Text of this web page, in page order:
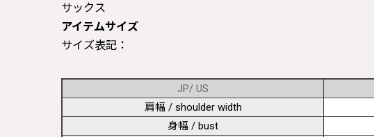
サックス
アイテムサイズ
サイズ表記：
JP/ US
肩幅 / shoulder width
身幅 / bust